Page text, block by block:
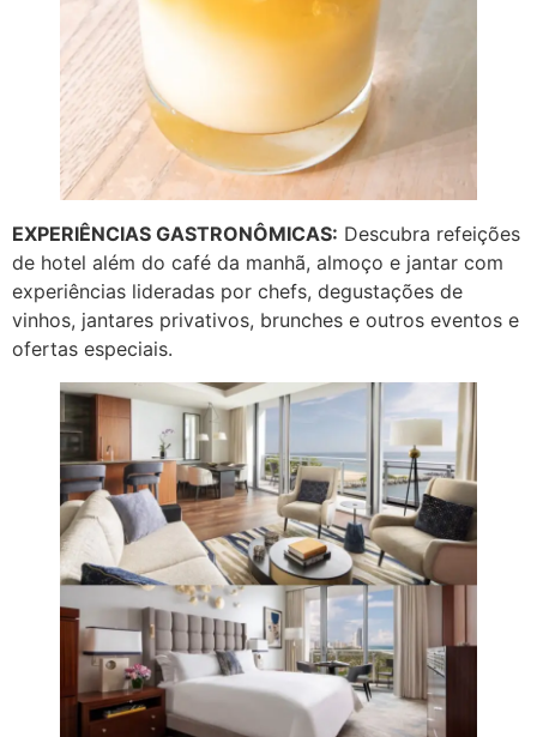
EXPERIÊNCIAS GASTRONÔMICAS: Descubra refeições
de hotel além do café da manhã, almoço e jantar com
experiências lideradas por chefs, degustações de
vinhos, jantares privativos, brunches e outros eventos e
ofertas especiais.